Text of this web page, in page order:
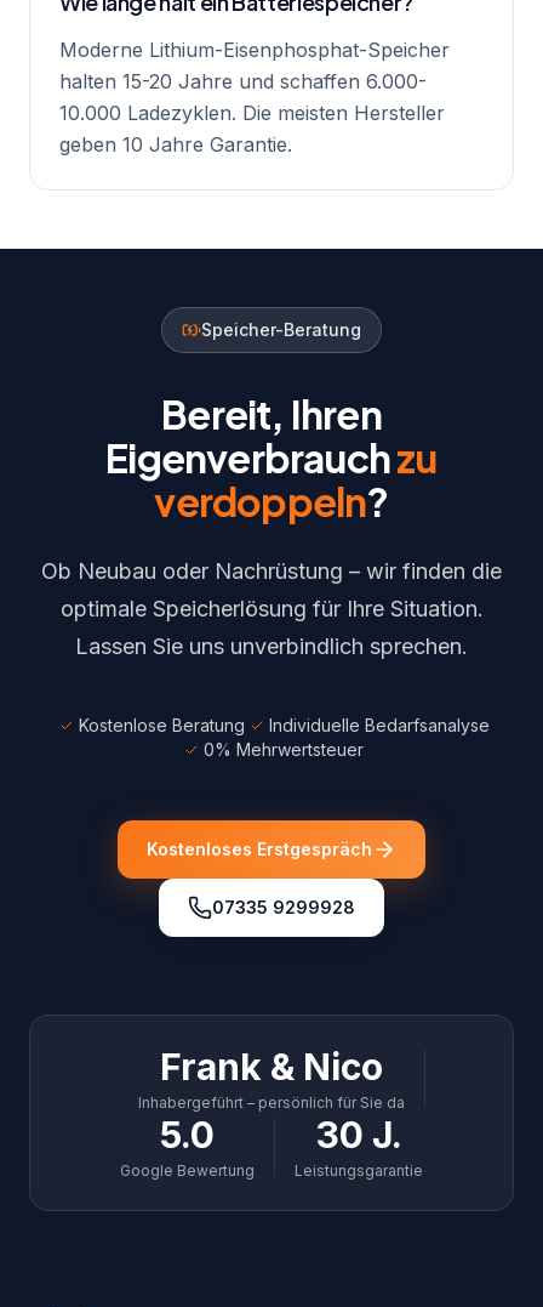
Moderne Lithium-Eisenphosphat-Speicher
halten 15-20 Jahre und schaffen 6.000-
10.000 Ladezyklen. Die meisten Hersteller
geben 10 Jahre Garantie.
Speicher-Beratung
Bereit, Ihren
Eigenverbrauchzu
verdoppeln?
Ob Neubau oder Nachrüstung – wir finden die
optimale Speicherlösung für Ihre Situation.
Lassen Sie uns unverbindlich sprechen.
Kostenlose Beratung
Individuelle Bedarfsanalyse
0% Mehrwertsteuer
Kostenloses Erstgespräch
07335 9299928
Frank & Nico
Inhabergeführt – persönlich für Sie da
5.0
Google Bewertung
30 J.
Leistungsgarantie